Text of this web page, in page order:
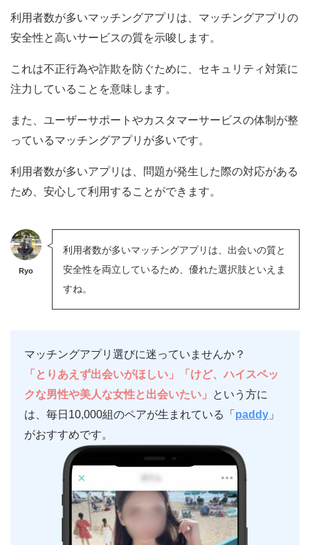
利用者数が多いマッチングアプリは、マッチングアプリの
安全性と高いサービスの質を示唆します。
これは不正行為や詐欺を防ぐために、セキュリティ対策に
注力していることを意味します。
また、ユーザーサポートやカスタマーサービスの体制が整
っているマッチングアプリが多いです。
利用者数が多いアプリは、問題が発生した際の対応がある
ため、安心して利用することができます。
Ryo
利用者数が多いマッチングアプリは、出会いの質と
安全性を両立しているため、優れた選択肢といえま
すね。
マッチングアプリ選びに迷っていませんか？
「とりあえず出会いがほしい」「けど、ハイスペッ
クな男性や美人な女性と出会いたい」
という方に
は、毎日10,000組のペアが生まれている「 paddy 」
がおすすめです。